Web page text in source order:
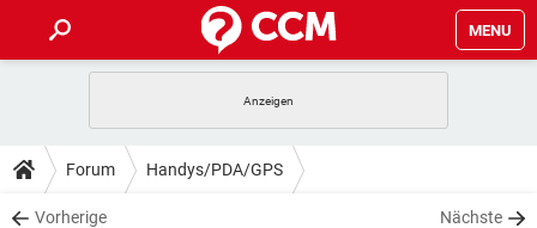
MENU
ANDROID IOS
WINDOWS 10
TIPPS & TRICKS
SPIELE STREAMING
DOWNLOADS
Forum Handys/PDA/GPS
Vorherige Nächste